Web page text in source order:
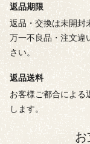
返品期限
返品・交換は未開封
万一不良品・注文違
さい。
返品送料
お客様ご都合による
します。
お